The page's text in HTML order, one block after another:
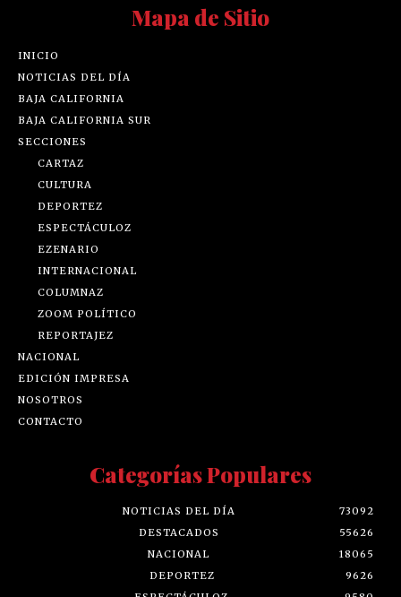
Mapa de Sitio
INICIO
NOTICIAS DEL DÍA
BAJA CALIFORNIA
BAJA CALIFORNIA SUR
SECCIONES
CARTAZ
CULTURA
DEPORTEZ
ESPECTÁCULOZ
EZENARIO
INTERNACIONAL
COLUMNAZ
ZOOM POLÍTICO
REPORTAJEZ
NACIONAL
EDICIÓN IMPRESA
NOSOTROS
CONTACTO
Categorías Populares
NOTICIAS DEL DÍA
73092
DESTACADOS
55626
NACIONAL
18065
DEPORTEZ
9626